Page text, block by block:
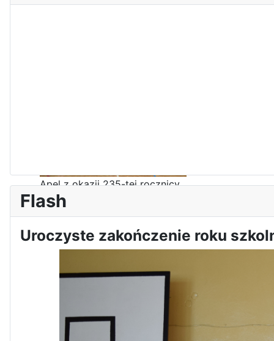
Apel z okazji 235-tej rocznicy
uchwalenia Konstytucji 3 Maja
Dni Otwarte w „Staszicu” za
Flash
Uroczyste zakończenie roku